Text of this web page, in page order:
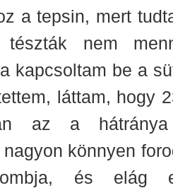
a tepsin, mert
nem
kapcsoltam be a
láttam, hogy
az a
könnyen
és elág